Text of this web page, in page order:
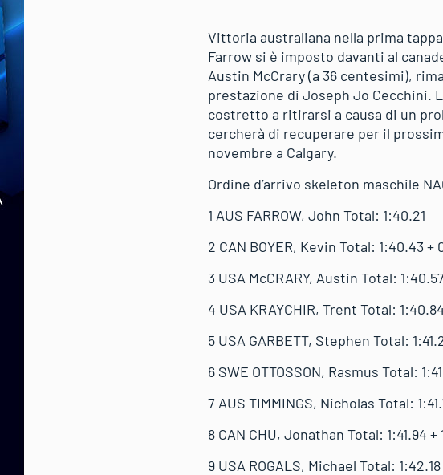
Vittoria australiana nella prima
Farrow si è imposto davanti al
Austin McCrary (a 36 centesimi),
prestazione di Joseph Jo Cecchini.
costretto a ritirarsi a causa di un
cercherà di recuperare per il
novembre a Calgary.
Ordine d’arrivo skeleton maschile
1 AUS FARROW, John Total: 1:40.21
2 CAN BOYER, Kevin Total: 1:40.43 +
3 USA McCRARY, Austin Total:
4 USA KRAYCHIR, Trent Total:
5 USA GARBETT, Stephen Total:
6 SWE OTTOSSON, Rasmus Total:
7 AUS TIMMINGS, Nicholas Total:
8 CAN CHU, Jonathan Total: 1:41.94 +
9 USA ROGALS, Michael Total: 1:42.18